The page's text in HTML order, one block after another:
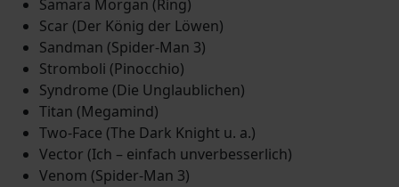
Samara Morgan (Ring)
Scar (Der König der Löwen)
Sandman (Spider-Man 3)
Stromboli (Pinocchio)
Syndrome (Die Unglaublichen)
Titan (Megamind)
Two-Face (The Dark Knight u. a.)
Vector (Ich – einfach unverbesserlich)
Venom (Spider-Man 3)